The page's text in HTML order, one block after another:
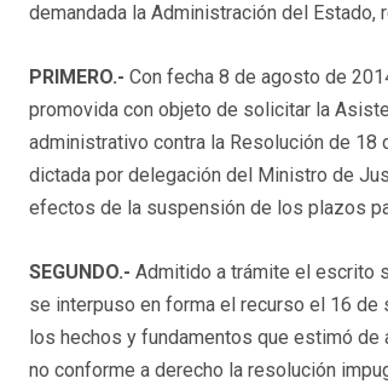
demandada la Administración del
PRIMERO.- Con fecha 8 de agosto de
promovida con objeto de solicitar la
administrativo contra la Resolución de
dictada por delegación del Ministro de
efectos de la suspensión de los plazos
SEGUNDO.- Admitido a trámite el escrito
se interpuso en forma el recurso el 16
los hechos y fundamentos que estimó
no conforme a derecho la resolución